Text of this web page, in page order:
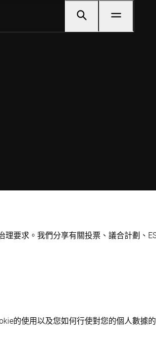
要求。我們分享有關投票、議合計劃、
的使用以及您如何行使對您的個人數據的